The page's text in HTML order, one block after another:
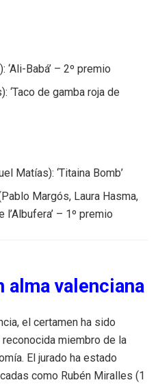
‘Ali-Babá’ – 2º premio
‘Taco de gamba roja de
Matías): ‘Titaina Bomb’
Margós, Laura Hasma,
l’Albufera’ – 1º premio
alma valenciana
el certamen ha sido
reconocida miembro de la
El jurado ha estado
como Rubén Miralles (1